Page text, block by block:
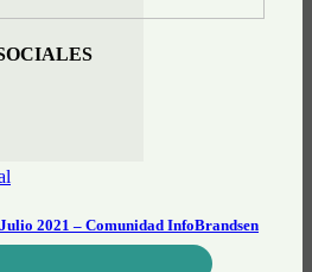
2021 – Comunidad InfoBrandsen